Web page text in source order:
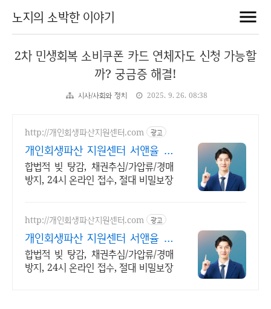
노지의 소박한 이야기
2차 민생회복 소비쿠폰 카드 연체자도 신청 가능할
까? 궁금증 해결!
시사/사회와 정치 2025. 9. 26. 08:38
http://개인회생파산지원센터.com 광고
개인회생파산 지원센터 서앤율 빚
탕감 모든 부채 해결
합법적 빚 탕감, 채권추심/가압류/경매
방지, 24시 온라인 접수, 절대 비밀보장
http://개인회생파산지원센터.com 광고
개인회생파산 지원센터 서앤율 빚
탕감 모든 채무 해결
합법적 빚 탕감, 채권추심/가압류/경매
방지, 24시 온라인 접수, 절대 비밀보장